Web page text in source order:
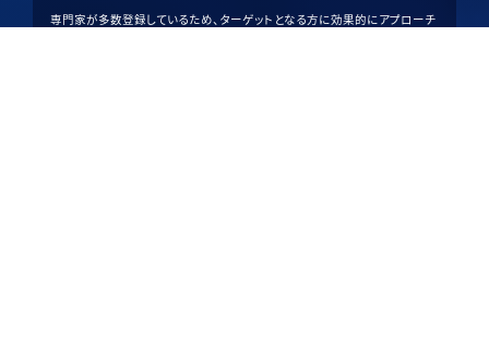
専門家が多数登録しているため、ターゲットとなる方に効果的にアプローチ